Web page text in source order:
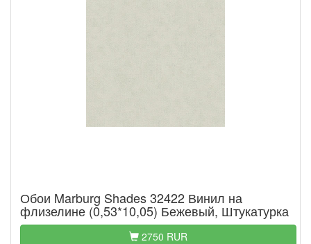
Обои Marburg Shades 32422 Винил на
флизелине (0,53*10,05) Бежевый, Штукатурка
2750 RUR